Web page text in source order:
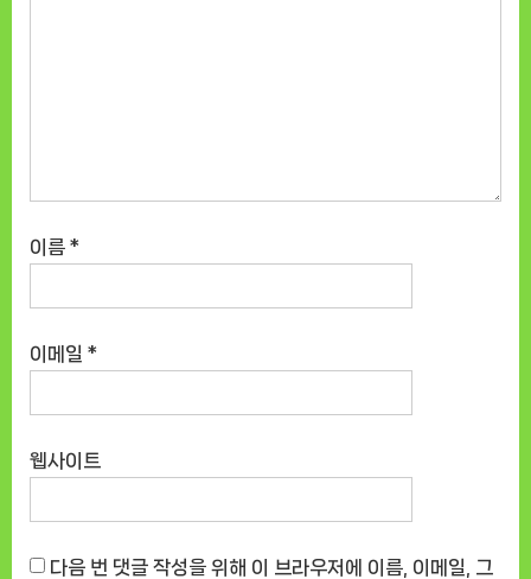
이름 *
이메일 *
웹사이트
다음 번 댓글 작성을 위해 이 브라우저에 이름, 이메일, 그